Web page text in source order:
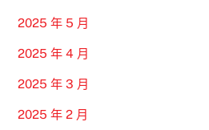
2025 年 5 月
2025 年 4 月
2025 年 3 月
2025 年 2 月